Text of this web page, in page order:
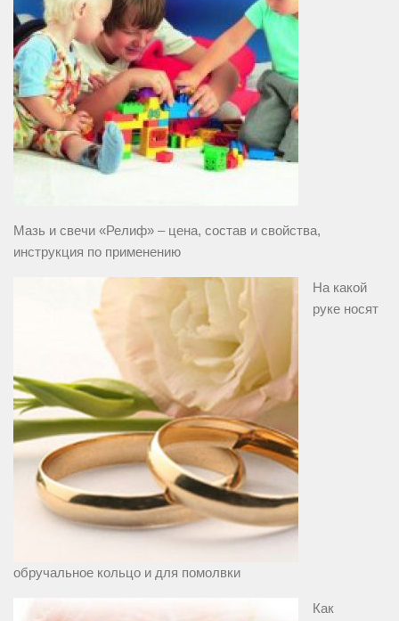
Мазь и свечи «Релиф» – цена, состав и свойства,
инструкция по применению
На какой
руке носят
обручальное кольцо и для помолвки
Как